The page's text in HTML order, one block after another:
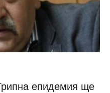
епидемия ще